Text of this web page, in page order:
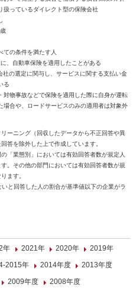
扱っているダイレクト型の保険会社
ての条件を満たす人
、自動車保険を適用したことがある
社の選定に関与し、サービスに関する支払い金
る
対物事故などで保険を適用した際に自身が運転
場合や、ロードサービスのみの適用者は対象外
ーニング（回収したデータから不正回答や異
答を除外した上で作成しています。
「業態別」においては有効回答者数が規定人
。その他の部門においては有効回答者数が規
ます。
と回答した人の割合が基準値以下の企業がラ
年 2021年 2020年
2019年
2015年 2014年度
2013年度
2009年度 2008年度